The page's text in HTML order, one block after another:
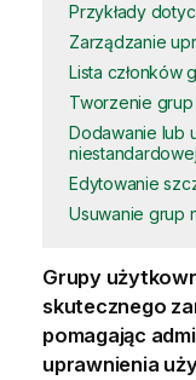
Przykłady
Zarządzanie
Lista członków
Tworzenie
Dodawanie lub
niestandardowej
Edytowanie
Usuwanie grup
Grupy
skutecznego
pomagając
uprawnienia